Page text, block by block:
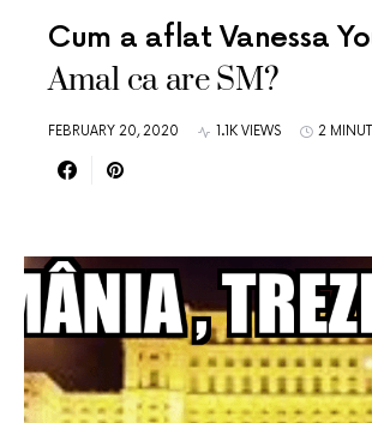
Cum a aflat Vanessa
Amal ca are SM?
FEBRUARY 20, 2020 1.1K VIEWS 2